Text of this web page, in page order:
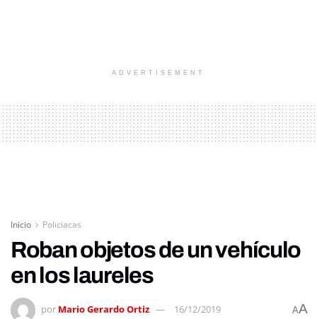
ADVERTISEMENT
Inicio Policiacas
Roban objetos de un vehículo
en los laureles
por Mario Gerardo Ortiz 16/12/2019 AA